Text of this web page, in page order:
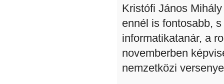
Kristófi János
ennél is fontosabb,
informatikatanár, a
novemberben
nemzetközi